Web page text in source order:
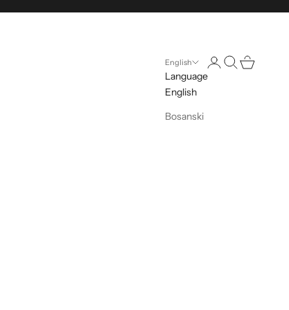
English
Language
English
Bosanski
Open account page
Open search
Open cart